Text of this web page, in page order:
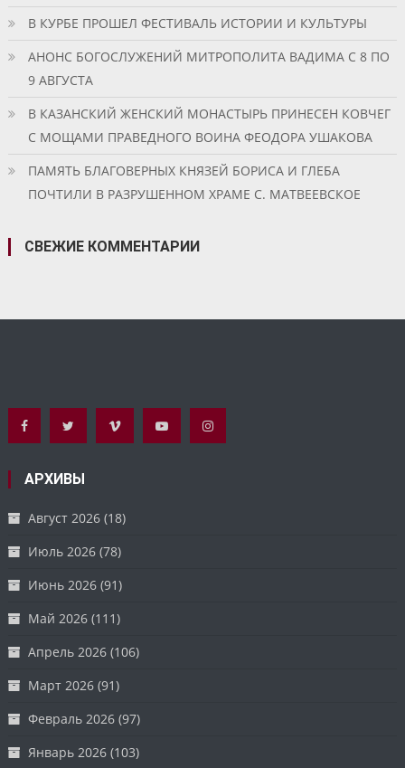
В КУРБЕ ПРОШЕЛ ФЕСТИВАЛЬ ИСТОРИИ И КУЛЬТУРЫ
АНОНС БОГОСЛУЖЕНИЙ МИТРОПОЛИТА ВАДИМА С 8 ПО
9 АВГУСТА
В КАЗАНСКИЙ ЖЕНСКИЙ МОНАСТЫРЬ ПРИНЕСЕН КОВЧЕГ
С МОЩАМИ ПРАВЕДНОГО ВОИНА ФЕОДОРА УШАКОВА
ПАМЯТЬ БЛАГОВЕРНЫХ КНЯЗЕЙ БОРИСА И ГЛЕБА
ПОЧТИЛИ В РАЗРУШЕННОМ ХРАМЕ С. МАТВЕЕВСКОЕ
СВЕЖИЕ КОММЕНТАРИИ
АРХИВЫ
Август 2026 (18)
Июль 2026 (78)
Июнь 2026 (91)
Май 2026 (111)
Апрель 2026 (106)
Март 2026 (91)
Февраль 2026 (97)
Январь 2026 (103)